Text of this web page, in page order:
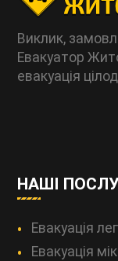
Виклик,
Евакуатор
евакуація
НАШІ
Евакуація
Евакуація